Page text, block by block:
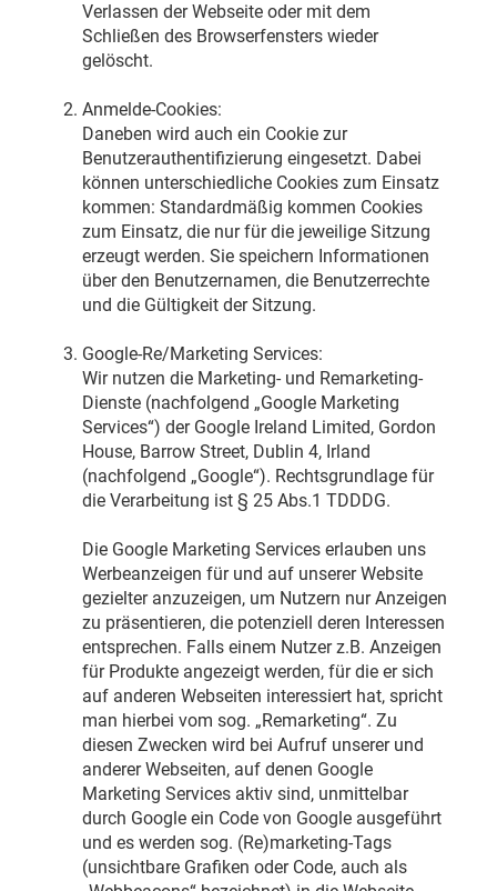
Verlassen der Webseite oder mit dem
Schließen des Browserfensters wieder
gelöscht.
Anmelde-Cookies:
Daneben wird auch ein Cookie zur
Benutzerauthentifizierung eingesetzt. Dabei
können unterschiedliche Cookies zum Einsatz
kommen: Standardmäßig kommen Cookies
zum Einsatz, die nur für die jeweilige Sitzung
erzeugt werden. Sie speichern Informationen
über den Benutzernamen, die Benutzerrechte
und die Gültigkeit der Sitzung.
Google-Re/Marketing Services:
Wir nutzen die Marketing- und Remarketing-
Dienste (nachfolgend „Google Marketing
Services“) der Google Ireland Limited, Gordon
House, Barrow Street, Dublin 4, Irland
(nachfolgend „Google“). Rechtsgrundlage für
die Verarbeitung ist § 25 Abs.1 TDDDG.
Die Google Marketing Services erlauben uns
Werbeanzeigen für und auf unserer Website
gezielter anzuzeigen, um Nutzern nur Anzeigen
zu präsentieren, die potenziell deren Interessen
entsprechen. Falls einem Nutzer z.B. Anzeigen
für Produkte angezeigt werden, für die er sich
auf anderen Webseiten interessiert hat, spricht
man hierbei vom sog. „Remarketing“. Zu
diesen Zwecken wird bei Aufruf unserer und
anderer Webseiten, auf denen Google
Marketing Services aktiv sind, unmittelbar
durch Google ein Code von Google ausgeführt
und es werden sog. (Re)marketing-Tags
(unsichtbare Grafiken oder Code, auch als